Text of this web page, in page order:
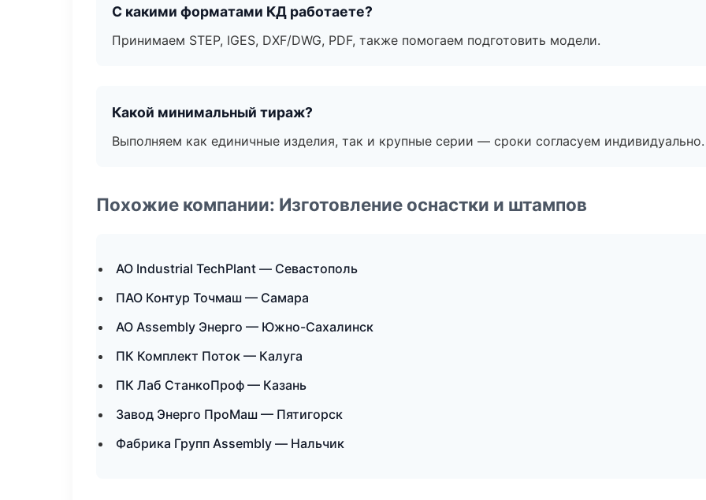
С какими форматами КД работаете?
Принимаем STEP, IGES, DXF/DWG, PDF, также помогаем подготовить модели.
Какой минимальный тираж?
Выполняем как единичные изделия, так и крупные серии — сроки согласуем индивидуально.
Похожие компании: Изготовление оснастки и штампов
АО Industrial TechPlant — Севастополь
ПАО Контур Точмаш — Самара
АО Assembly Энерго — Южно-Сахалинск
ПК Комплект Поток — Калуга
ПК Лаб СтанкоПроф — Казань
Завод Энерго ПроМаш — Пятигорск
Фабрика Групп Assembly — Нальчик